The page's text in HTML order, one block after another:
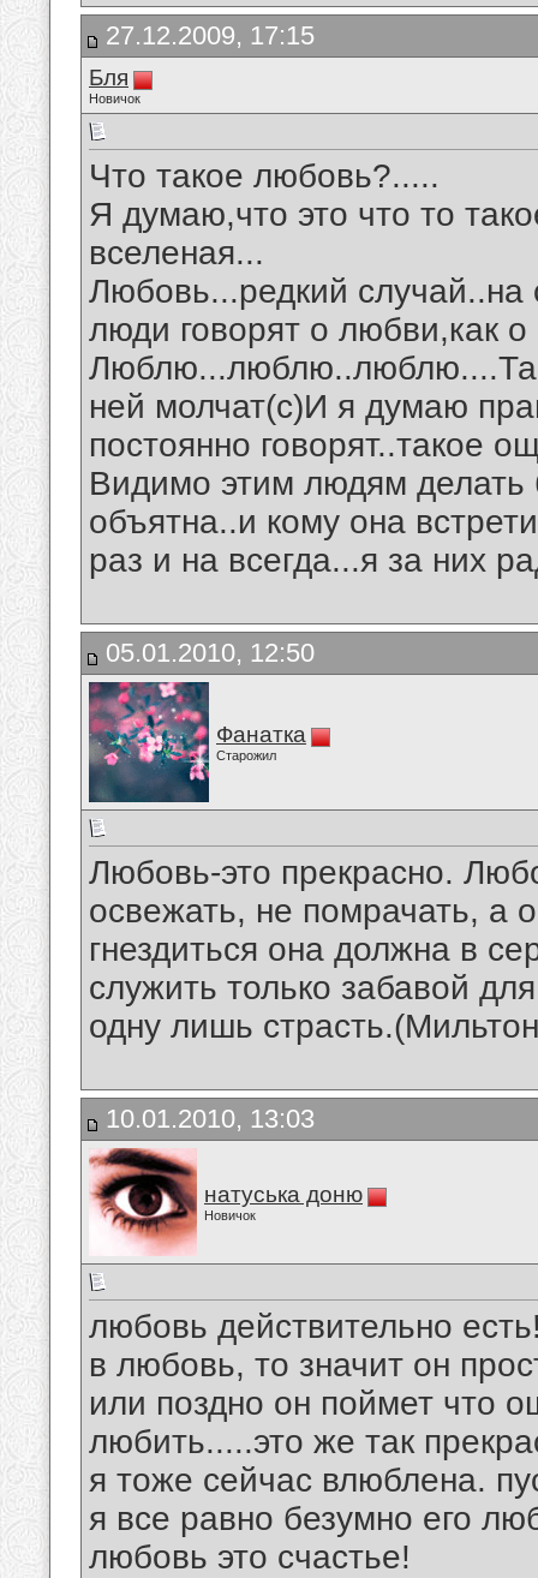
27.12.2009, 17:15
Бля
Новичок
Что такое любовь?.....
Я думаю,что это что то
вселеная...
Любовь...редкий случай..на
люди говорят о любви,как
ней молчат(с)И я думаю
постоянно говорят..такое
Видимо этим людям
объятна..и кому она
раз и на всегда...я за них
05.01.2010, 12:50
Фанатка
Старожил
Любовь-это прекрасно.
освежать, не помрачать, а
гнездиться она должна в
служить только забавой
одну лишь
10.01.2010, 13:03
натуська доню
Новичок
любовь действительно
в любовь, то значит он
или поздно он поймет что
любить.....это же так
я тоже сейчас влюблена.
я все равно безумно его
любовь это счастье!